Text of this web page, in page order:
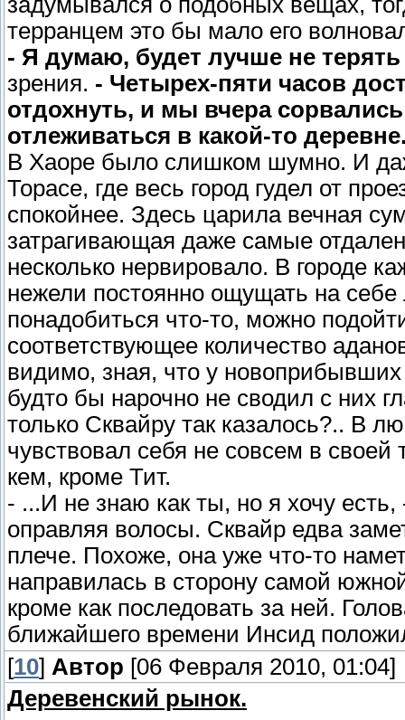
терранцем это бы мало его
- Я думаю, будет лучше не
зрения. - Четырех-пяти часов
отдохнуть, и мы вчера
отлеживаться в какой-то
В Хаоре было слишком шумно. И
Торасе, где весь город гудел от
спокойнее. Здесь царила вечная
затрагивающая даже самые
несколько нервировало. В городе
нежели постоянно ощущать на
понадобиться что-то, можно
соответствующее количество
видимо, зная, что у
будто бы нарочно не сводил с них
только Сквайру так казалось?.. В
чувствовал себя не совсем в своей
кем, кроме Тит.
- ...И не знаю как ты, но я хочу
оправляя волосы. Сквайр едва
плече. Похоже, она уже что-то
направилась в сторону самой
кроме как последовать за ней.
ближайшего времени Инсид
[10] Автор [06 Февраля 2010, 01:04]
Деревенский рынок.